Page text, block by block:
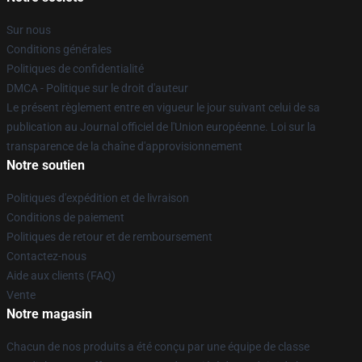
Sur nous
Conditions générales
Politiques de confidentialité
DMCA - Politique sur le droit d'auteur
Le présent règlement entre en vigueur le jour suivant celui de sa
publication au Journal officiel de l'Union européenne. Loi sur la
transparence de la chaîne d'approvisionnement
Notre soutien
Politiques d'expédition et de livraison
Conditions de paiement
Politiques de retour et de remboursement
Contactez-nous
Aide aux clients (FAQ)
Vente
Notre magasin
Chacun de nos produits a été conçu par une équipe de classe